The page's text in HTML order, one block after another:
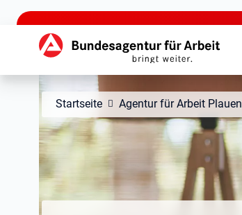
zu den Hauptinhalten springen
Hauptnavigation
Startseite Agentur für Arbeit Plauen